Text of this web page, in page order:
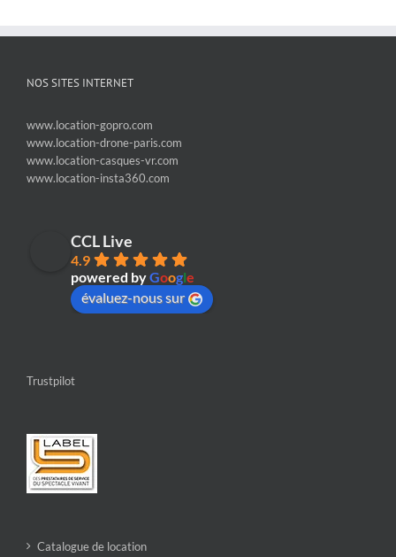
NOS SITES INTERNET
www.location-gopro.com
www.location-drone-paris.com
www.location-casques-vr.com
www.location-insta360.com
CCL Live
4.9
powered byGoogle
évaluez-nous sur
Trustpilot
Catalogue de location